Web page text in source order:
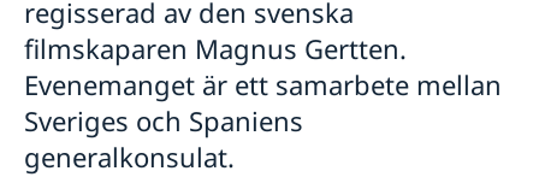
Förnya svenskt körkort
Avgifter
Team Sweden
Så kan du få stöd
Svenska företag i Kina
Anmäl handelshinder
regisserad av den svenska
filmskaparen Magnus Gertten.
Evenemanget är ett samarbete mellan
Sveriges och Spaniens
generalkonsulat.